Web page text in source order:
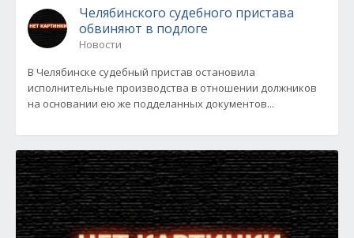
Челябинского судебного пристава
обвиняют в подлоге
Новости
В Челябинске судебный пристав остановила
исполнительные производства в отношении должников
на основании ею же подделанных документов...